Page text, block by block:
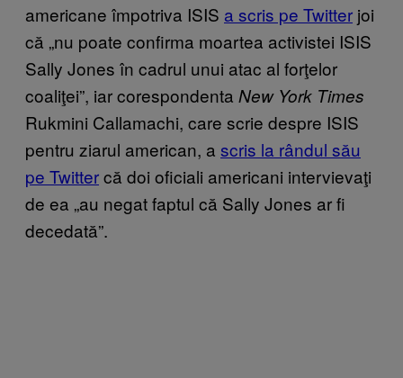
americane împotriva ISIS a scris pe Twitter joi
că „nu poate confirma moartea activistei ISIS
Sally Jones în cadrul unui atac al forţelor
coaliţei”, iar corespondenta New York Times
Rukmini Callamachi, care scrie despre ISIS
pentru ziarul american, a scris la rândul său
pe Twittercă doi oficiali americani intervievaţi
de ea „au negat faptul că Sally Jones ar fi
decedată”.